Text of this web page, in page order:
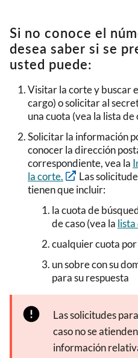
Si no conoce el
desea saber si se
usted puede:
Visitar la corte y buscar
cargo) o solicitar al
una cuota (vea la lista de
Solicitar la información
conocer la dirección
correspondiente, vea la
la corte.
Las
tienen que incluir:
la cuota de
de caso (vea la lista
cualquier cuota
un sobre con su
para su respuesta
Las solicitudes
caso no se
información